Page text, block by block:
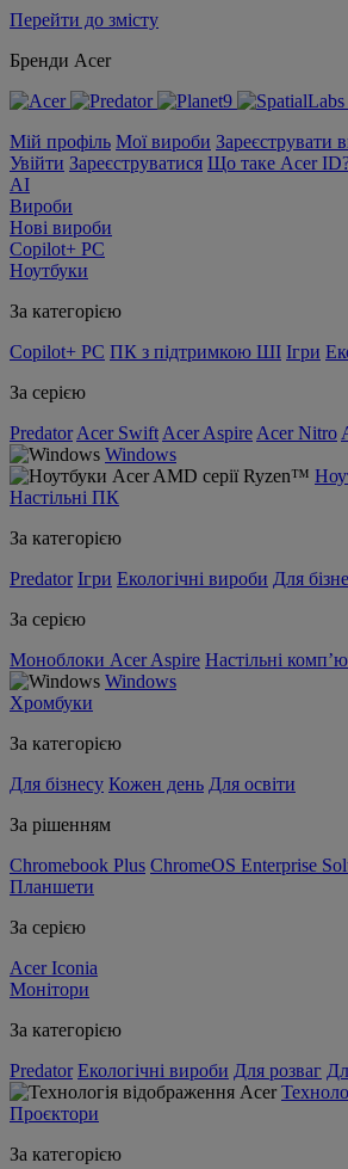
Перейти до змісту
Бренди Acer
Мій профіль Мої вироби Зареєструвати
Увійти Зареєструватися Що таке Acer
AI
Вироби
Нові вироби
Copilot+ PC
Ноутбуки
За категорією
Copilot+ PC ПК з підтримкою ШІ Ігри
За серією
Predator Acer Swift Acer Aspire Acer Nitro
Windows
Настільні ПК
За категорією
Predator Ігри Екологічні вироби Для
За серією
Моноблоки Acer Aspire Настільні
Windows
Хромбуки
За категорією
Для бізнесу Кожен день Для освіти
За рішенням
Chromebook Plus ChromeOS Enterprise
Планшети
За серією
Acer Iconia
Монітори
За категорією
Predator Екологічні вироби Для розваг
Проєктори
За категорією